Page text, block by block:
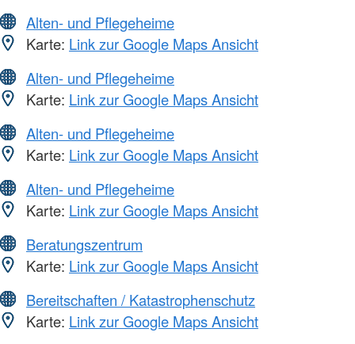
Alten- und Pflegeheime
Karte: Link zur Google Maps Ansicht
Alten- und Pflegeheime
Karte: Link zur Google Maps Ansicht
Alten- und Pflegeheime
Karte: Link zur Google Maps Ansicht
Alten- und Pflegeheime
Karte: Link zur Google Maps Ansicht
Beratungszentrum
Karte: Link zur Google Maps Ansicht
Bereitschaften / Katastrophenschutz
Karte: Link zur Google Maps Ansicht